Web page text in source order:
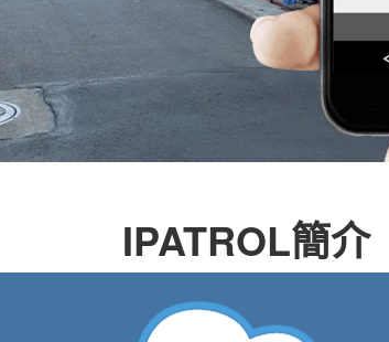
IPATROL簡介